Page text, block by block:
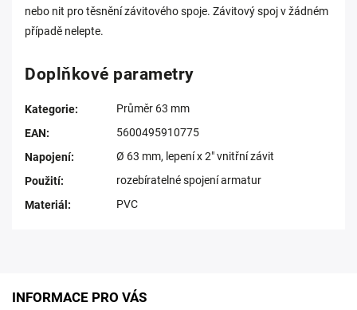
nebo nit pro těsnění závitového spoje. Závitový spoj v žádném
případě nelepte.
Doplňkové parametry
Kategorie:
Průměr 63 mm
EAN:
5600495910775
Napojení:
Ø 63 mm, lepení x 2" vnitřní závit
Použití:
rozebíratelné spojení armatur
Materiál : PVC
INFORMACE PRO VÁS